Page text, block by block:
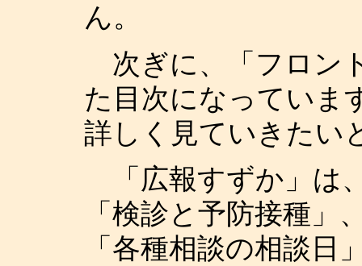
ん。
次ぎに、「フロン
た目次になっていま
詳しく見ていきたい
「広報すずか」は
「検診と予防接種」
「各種相談の相談日